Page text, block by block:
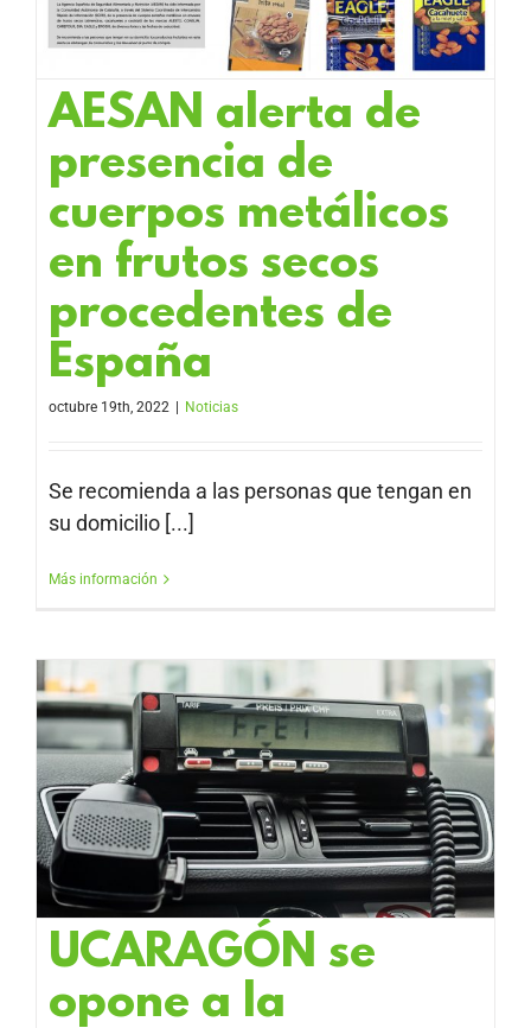
AESAN alerta de
presencia de
cuerpos metálicos
en frutos secos
procedentes de
España
octubre 19th, 2022 Noticias
Se recomienda a las personas que tengan en
su domicilio [...]
Más información
UCARAGÓN se
opone a la